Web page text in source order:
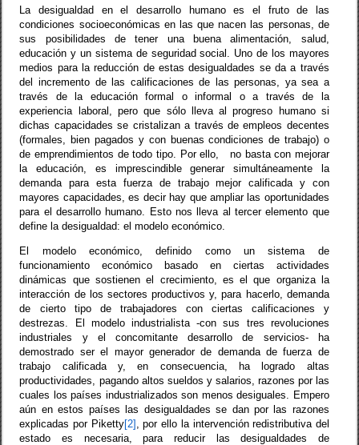
La desigualdad en el desarrollo humano es el fruto de las
condiciones socioeconómicas en las que nacen las personas, de
sus posibilidades de tener una buena alimentación, salud,
educación y un sistema de seguridad social. Uno de los mayores
medios para la reducción de estas desigualdades se da a través
del incremento de las calificaciones de las personas, ya sea a
través de la educación formal o informal o a través de la
experiencia laboral, pero que sólo lleva al progreso humano si
dichas capacidades se cristalizan a través de empleos decentes
(formales, bien pagados y con buenas condiciones de trabajo) o
de emprendimientos de todo tipo. Por ello,
no basta con mejorar
la educación, es imprescindible generar simultáneamente la
demanda para esta fuerza de trabajo mejor calificada y con
mayores capacidades, es decir hay que ampliar las oportunidades
para el desarrollo humano. Esto nos lleva al tercer elemento que
define la desigualdad: el modelo económico.
El modelo económico, definido como un sistema de
funcionamiento económico basado en ciertas actividades
dinámicas que sostienen el crecimiento, es el que organiza la
interacción de los sectores productivos y, para hacerlo, demanda
de cierto tipo de trabajadores con ciertas calificaciones y
destrezas. El modelo industrialista -con sus tres revoluciones
industriales y el concomitante desarrollo de servicios- ha
demostrado ser el mayor generador de demanda de fuerza de
trabajo calificada y, en consecuencia, ha logrado altas
productividades, pagando altos sueldos y salarios, razones por las
cuales los países industrializados son menos desiguales. Empero
aún en estos países las desigualdades se dan por las razones
explicadas por Piketty[2] , por ello la intervención redistributiva del
estado es necesaria, para reducir las desigualdades de